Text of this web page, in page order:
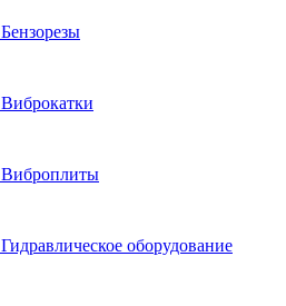
Бензорезы
Виброкатки
Виброплиты
Гидравлическое оборудование